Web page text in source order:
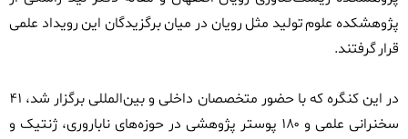
پژوهشکده علوم تولید مثل رویان در میان برگزیدگان این رویداد علمی
قرار گرفتند.
در این کنگره که با حضور متخصصان داخلی و بین‌المللی برگزار شد، ۴۱
سخنرانی علمی و ۱۸۰ پوستر پژوهشی در حوزه‌های ناباروری، ژنتیک و